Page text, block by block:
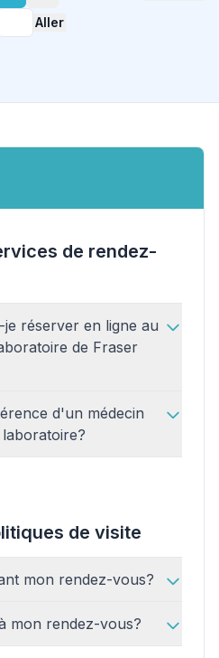
Aller
de rendez-
réserver en ligne au
de Fraser
d'un médecin
de visite
mon rendez-vous?
mon rendez-vous?